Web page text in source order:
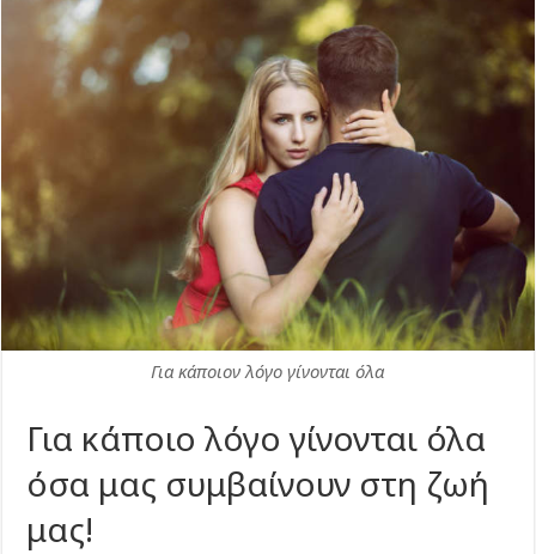
Για κάποιον λόγο γίνονται όλα
Για κάποιο λόγο γίνονται όλα
όσα μας συμβαίνουν στη ζωή
μας!